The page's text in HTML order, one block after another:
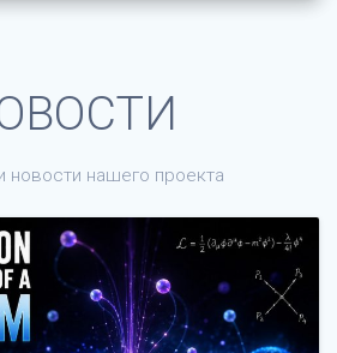
новости нашего проекта